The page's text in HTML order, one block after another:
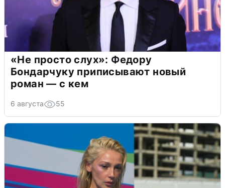
«Не просто слух»: Федору
Бондарчуку приписывают новый
роман — с кем
6 августа 55